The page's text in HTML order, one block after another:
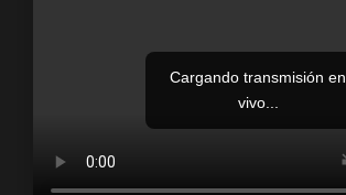
Cargando transmisión en
vivo...